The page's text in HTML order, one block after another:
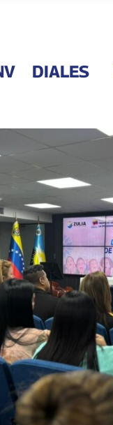
DIALES